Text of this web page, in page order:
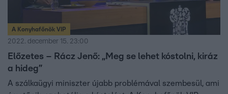
A Konyhafőnök VIP
2022. december 15. 23:00
Előzetes – Rácz Jenő: „Meg se lehet kóstolni, kiráz
a hideg”
A szálkaügyi miniszter újabb problémával szembesül, ami